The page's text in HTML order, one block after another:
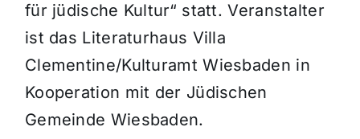
für jüdische Kultur“ statt. Veranstalter
ist das Literaturhaus Villa
Clementine/Kulturamt Wiesbaden in
Kooperation mit der Jüdischen
Gemeinde Wiesbaden.